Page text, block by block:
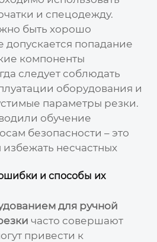
и спецодежду.
быть хорошо
попадание
компоненты
следует соблюдать
оборудования и
параметры резки.
обучение
безопасности – это
несчастных
и способы их
для ручной
часто совершают
привести к